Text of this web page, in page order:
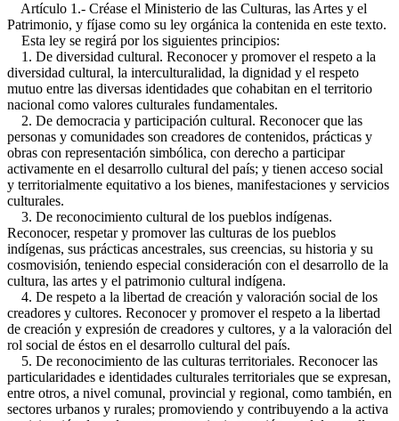
Artículo 1.- Créase el Ministerio de las Culturas, las Artes y el
Patrimonio, y fíjase como su ley orgánica la contenida en este texto.
Esta ley se regirá por los siguientes principios:
1. De diversidad cultural. Reconocer y promover el respeto a la
diversidad cultural, la interculturalidad, la dignidad y el respeto
mutuo entre las diversas identidades que cohabitan en el territorio
nacional como valores culturales fundamentales.
2. De democracia y participación cultural. Reconocer que las
personas y comunidades son creadores de contenidos, prácticas y
obras con representación simbólica, con derecho a participar
activamente en el desarrollo cultural del país; y tienen acceso social
y territorialmente equitativo a los bienes, manifestaciones y servicios
culturales.
3. De reconocimiento cultural de los pueblos indígenas.
Reconocer, respetar y promover las culturas de los pueblos
indígenas, sus prácticas ancestrales, sus creencias, su historia y su
cosmovisión, teniendo especial consideración con el desarrollo de la
cultura, las artes y el patrimonio cultural indígena.
4. De respeto a la libertad de creación y valoración social de los
creadores y cultores. Reconocer y promover el respeto a la libertad
de creación y expresión de creadores y cultores, y a la valoración del
rol social de éstos en el desarrollo cultural del país.
5. De reconocimiento de las culturas territoriales. Reconocer las
particularidades e identidades culturales territoriales que se expresan,
entre otros, a nivel comunal, provincial y regional, como también, en
sectores urbanos y rurales; promoviendo y contribuyendo a la activa